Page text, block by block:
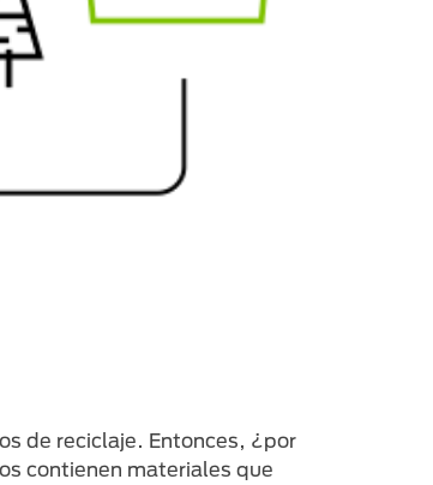
de reciclaje. Entonces, ¿por
contienen materiales que